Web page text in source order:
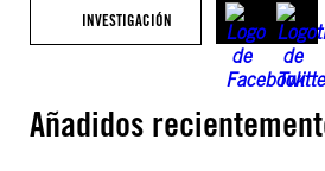
INVESTIGACIÓN
Añadidos